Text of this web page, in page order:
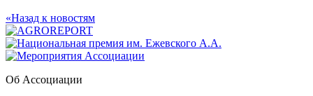
«Назад к новостям
Об Ассоциации